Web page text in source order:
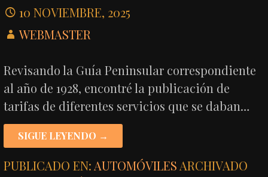
10 NOVIEMBRE, 2025
WEBMASTER
Revisando la Guía Peninsular correspondiente
al año de 1928, encontré la publicación de
tarifas de diferentes servicios que se daban…
SIGUE LEYENDO →
PUBLICADO EN: AUTOMÓVILES ARCHIVADO